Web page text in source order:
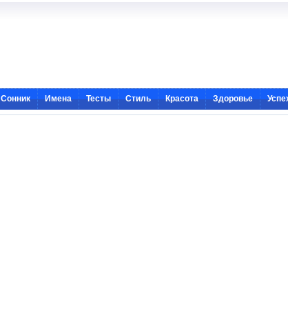
Сонник Имена Тесты Стиль Красота Здоровье